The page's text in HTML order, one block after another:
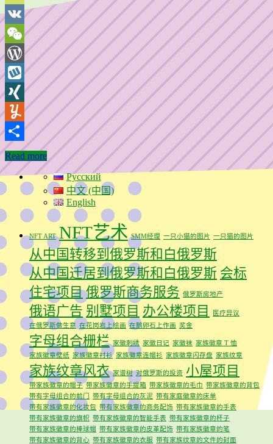
TypePad
VK
WeChat
WordPress
Wykop
XING
Yummly
分
享
Read more
Русский
中文 (中国)
English
NFT ART NFT艺术 SMM经理 一只小猫的图片 一只猫的图片
从中国转移到俄罗斯和白俄罗斯
从中国迁居到俄罗斯和白俄罗斯 会标
住宅项目 俄罗斯商务服务 俄罗斯房地产
俄语广告 别墅项目 办公楼项目
医疗异议
在俄罗斯做生意 在花岗岩上绘画 在鹅卵石上作画 奖金
字母组合栅栏 家徽刺绣 家徽日记 家徽袜 家族徽章 T 恤
家族徽章壁纸 家族徽章衬衫 家族徽章连帽衫 家族徽章闪存盘 家族纹章
家族纹章风衣 家谱树 对俄罗斯的投资 小屋项目
带家族徽章的帽子 带家族徽章的手提箱 带家族徽章的毛巾 带家族徽章的背包
带有字母组合的前门
带有字母组合的灰泥 带有家庭徽章的床单
带有家族徽章的化妆包 带有家族徽章的商务配饰 带有家族徽章的手表
带有家族徽章的旗帜 带有家族徽章的智能手表 带有家族徽章的杯子
带有家族徽章的棒球帽 带有家族徽章的皮革配饰 带有家族徽章的笔
带有家族徽章的背心 带有家族徽章的衣服 带有家族纹章的文件的封面